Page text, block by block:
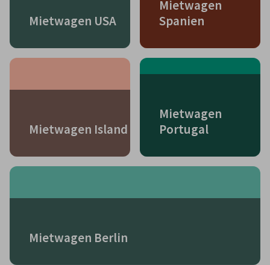
Mietwagen USA
Mietwagen
Spanien
Mietwagen Island
Mietwagen
Portugal
Mietwagen Berlin